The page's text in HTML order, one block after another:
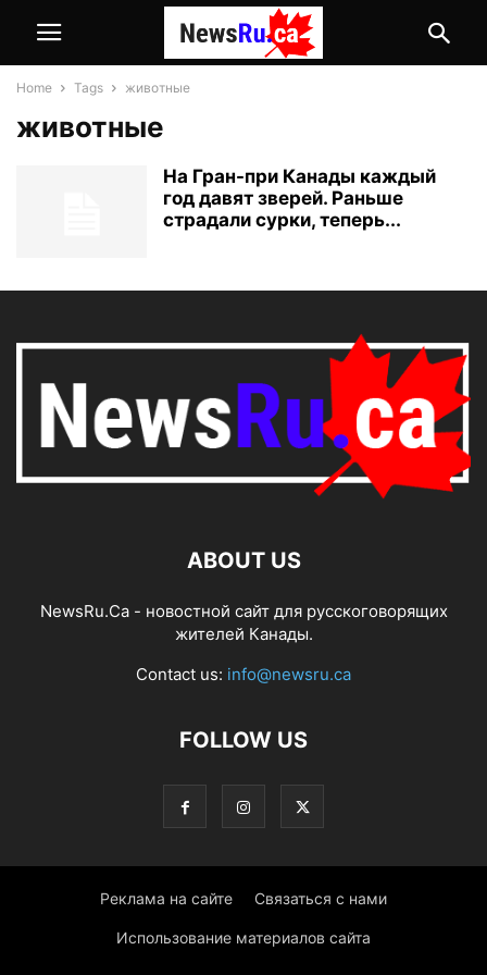
Home Tags животные
животные
На Гран-при Канады каждый
год давят зверей. Раньше
страдали сурки, теперь...
ABOUT US
NewsRu.Ca - новостной сайт для русскоговорящих
жителей Канады.
Contact us: info@newsru.ca
FOLLOW US
Реклама на сайте Связаться с нами
Использование материалов сайта